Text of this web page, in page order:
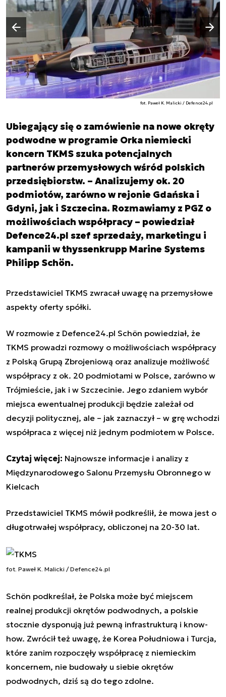
fot. Paweł K. Malicki / Defence24.pl
Poprzedni slajd
Następny slajd
Ubiegający się o zamówienie na nowe okręty
podwodne w programie Orka niemiecki
koncern TKMS szuka potencjalnych
partnerów przemysłowych wśród polskich
przedsiębiorstw. – Analizujemy ok. 20
podmiotów, zarówno w rejonie Gdańska i
Gdyni, jak i Szczecina. Rozmawiamy z PGZ o
możliwościach współpracy – powiedział
Defence24.pl szef sprzedaży, marketingu i
kampanii w thyssenkrupp Marine Systems
Philipp Schön.
Przedstawiciel TKMS zwracał uwagę na przemysłowe
aspekty oferty spółki.
W rozmowie z Defence24.pl Schön powiedział, że
TKMS prowadzi rozmowy o możliwościach współpracy
z Polską Grupą Zbrojeniową oraz analizuje możliwość
współpracy z ok. 20 podmiotami w Polsce, zarówno w
Trójmieście, jak i w Szczecinie. Jego zdaniem wybór
miejsca ewentualnej produkcji będzie zależał od
decyzji politycznej, ale – jak zaznaczył – w grę wchodzi
współpraca z więcej niż jednym podmiotem w Polsce.
Czytaj więcej: Najnowsze informacje i analizy z
Międzynarodowego Salonu Przemysłu Obronnego w
Kielcach
Przedstawiciel TKMS mówił podkreślił, że mowa jest o
długotrwałej współpracy, obliczonej na 20-30 lat.
fot. Paweł K. Malicki / Defence24.pl
Schön podkreślał, że Polska może być miejscem
realnej produkcji okrętów podwodnych, a polskie
stocznie dysponują już pewną infrastrukturą i know-
how. Zwrócił też uwagę, że Korea Południowa i Turcja,
które zanim rozpoczęły współpracę z niemieckim
koncernem, nie budowały u siebie okrętów
podwodnych, dziś są do tego zdolne.